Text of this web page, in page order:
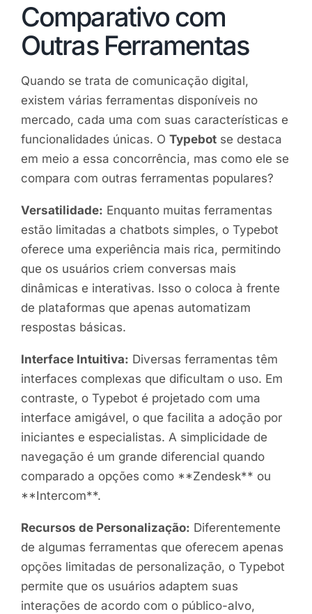
Comparativo com
Outras Ferramentas
Quando se trata de comunicação digital,
existem várias ferramentas disponíveis no
mercado, cada uma com suas características e
funcionalidades únicas. O Typebot se destaca
em meio a essa concorrência, mas como ele se
compara com outras ferramentas populares?
Versatilidade: Enquanto muitas ferramentas
estão limitadas a chatbots simples, o Typebot
oferece uma experiência mais rica, permitindo
que os usuários criem conversas mais
dinâmicas e interativas. Isso o coloca à frente
de plataformas que apenas automatizam
respostas básicas.
Interface Intuitiva: Diversas ferramentas têm
interfaces complexas que dificultam o uso. Em
contraste, o Typebot é projetado com uma
interface amigável, o que facilita a adoção por
iniciantes e especialistas. A simplicidade de
navegação é um grande diferencial quando
comparado a opções como **Zendesk** ou
**Intercom**.
Recursos de Personalização: Diferentemente
de algumas ferramentas que oferecem apenas
opções limitadas de personalização, o Typebot
permite que os usuários adaptem suas
interações de acordo com o público-alvo,